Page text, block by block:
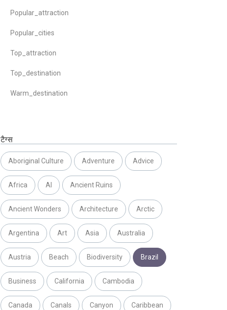
Popular_attraction
Popular_cities
Top_attraction
Top_destination
Warm_destination
टैग्स
Aboriginal Culture Adventure Advice
Africa AI Ancient Ruins
Ancient Wonders Architecture Arctic
Argentina Art Asia Australia
Austria Beach Biodiversity Brazil
Business California Cambodia
Canada Canals Canyon Caribbean